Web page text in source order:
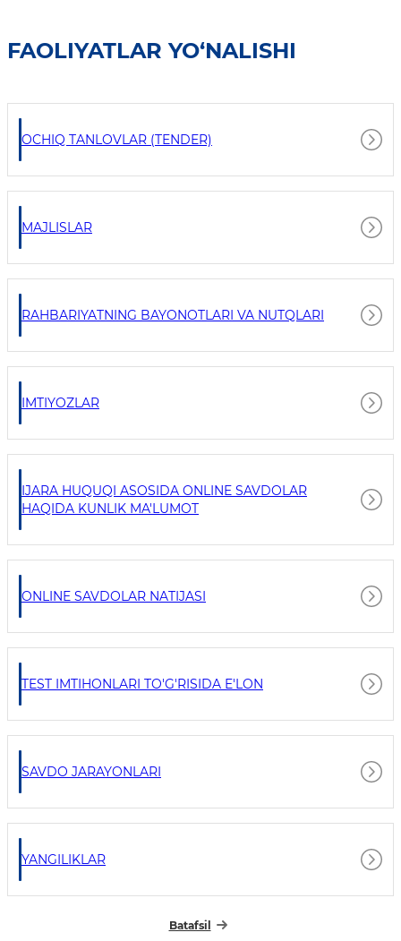
FAOLIYATLAR YO‘NALISHI
OCHIQ TANLOVLAR (TENDER)
MAJLISLAR
RAHBARIYATNING BAYONOTLARI VA NUTQLARI
IMTIYOZLAR
IJARA HUQUQI ASOSIDA ONLINE SAVDOLAR
HAQIDA KUNLIK MA'LUMOT
ONLINE SAVDOLAR NATIJASI
TEST IMTIHONLARI TO'G'RISIDA E'LON
SAVDO JARAYONLARI
YANGILIKLAR
Batafsil